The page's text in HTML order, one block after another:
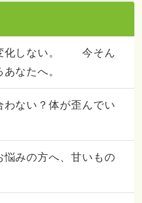
化しない。 今そん
なたへ。
ない？体が歪んでい
悩みの方へ、甘いもの